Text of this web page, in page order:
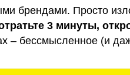
брендами. Просто
3 минуты,
– бессмысленное (и